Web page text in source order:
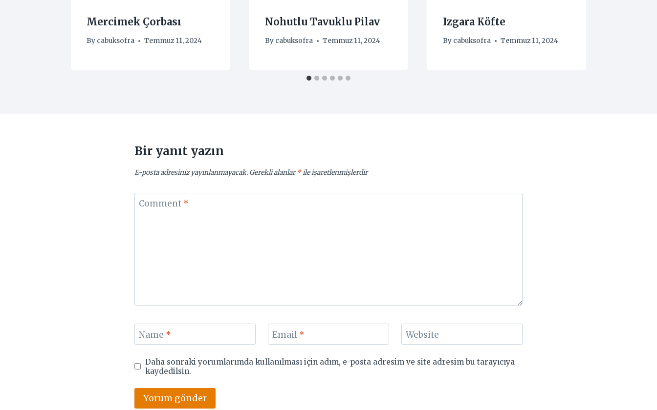
Mercimek Çorbası
By cabuksofra Temmuz 11, 2024
Nohutlu Tavuklu Pilav
By cabuksofra Temmuz 11, 2024
Izgara Köfte
By cabuksofra Temmuz 11, 2024
Bir yanıt yazın
E-posta adresiniz yayınlanmayacak. Gerekli alanlar*ile işaretlenmişlerdir
Comment *
Name * Email * Website
Daha sonraki yorumlarımda kullanılması için adım, e-posta adresim ve site adresim bu tarayıcıya
kaydedilsin.